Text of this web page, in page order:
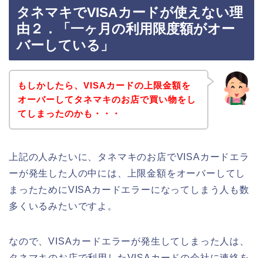
タネマキでVISAカードが使えない理
由２．「一ヶ月の利用限度額がオー
バーしている」
もしかしたら、VISAカードの上限金額を
オーバーしてタネマキのお店で買い物をし
てしまったのかも・・・
上記の人みたいに、タネマキのお店でVISAカードエラ
ーが発生した人の中には、上限金額をオーバーしてし
まったためにVISAカードエラーになってしまう人も数
多くいるみたいですよ。
なので、VISAカードエラーが発生してしまった人は、